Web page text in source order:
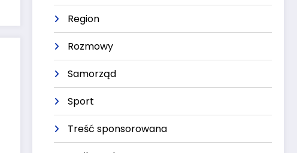
Region
Rozmowy
Samorząd
Sport
Treść sponsorowana